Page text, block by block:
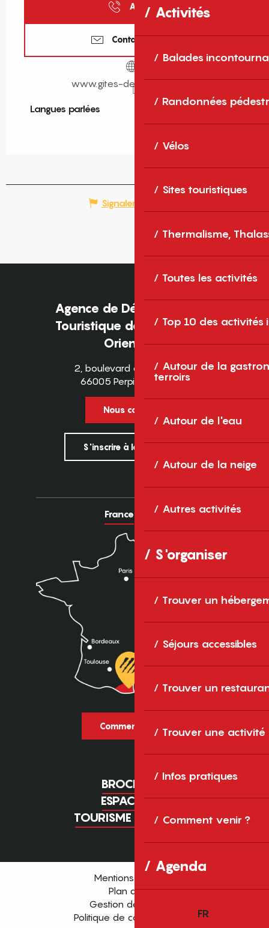
Activités
Balades
Randonnées
Vélos
Sites touristiques
Thermalisme,
Toutes les activités
Top 10 des activités
Autour de la
terroirs
Autour de l'eau
Autour de la neige
Autres activités
S'organiser
Trouver un
Séjours accessibles
Trouver un
Trouver une activité
Infos pratiques
Comment venir ?
Agenda
FR
Appeler
Contactez-nous
www.gites-de-france-sud.fr
Langues parlées
Langues parlées
Signaler une erreur
Agence de Développement
Touristique des Pyrénées-
Orientales
2, boulevard des Pyrénées
66005 Perpignan Cedex
Nous contacter
S'inscrire à la newsletter
France Europe
Comment venir ?
BROCHURES
ESPACE PRO
TOURISME D'AFFAIRES
Mentions légales
Plan du site
Gestion des cookies
Politique de confidentialité